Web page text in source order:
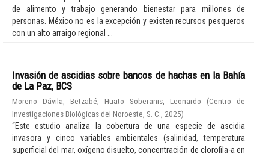
de alimento y trabajo generando bienestar para millones de
personas. México no es la excepción y existen recursos pesqueros
con un alto arraigo regional ...
Invasión de ascidias sobre bancos de hachas en la Bahía
de La Paz, BCS
Moreno Dávila, Betzabé; Huato Soberanis, Leonardo (Centro de
Investigaciones Biológicas del Noroeste, S. C.
2025)
“Este estudio analiza la cobertura de una especie de ascidia
invasora y cinco variables ambientales (salinidad, temperatura
superficial del mar, oxígeno disuelto, concentración de clorofila-a en